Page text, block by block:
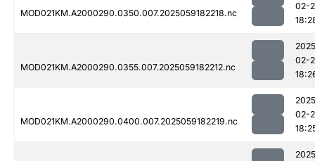
MOD021KM.A2000290.0350.007.2025059182218.nc
02-
MOD021KM.A2000290.0355.007.2025059182212.nc
02-
MOD021KM.A2000290.0400.007.2025059182219.nc
02-